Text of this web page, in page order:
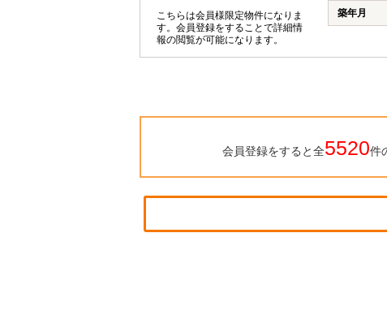
こちらは会員様限定物件になりま
す。会員登録をすることで詳細情
報の閲覧が可能になります。
築年月
会員登録をすると全5520件